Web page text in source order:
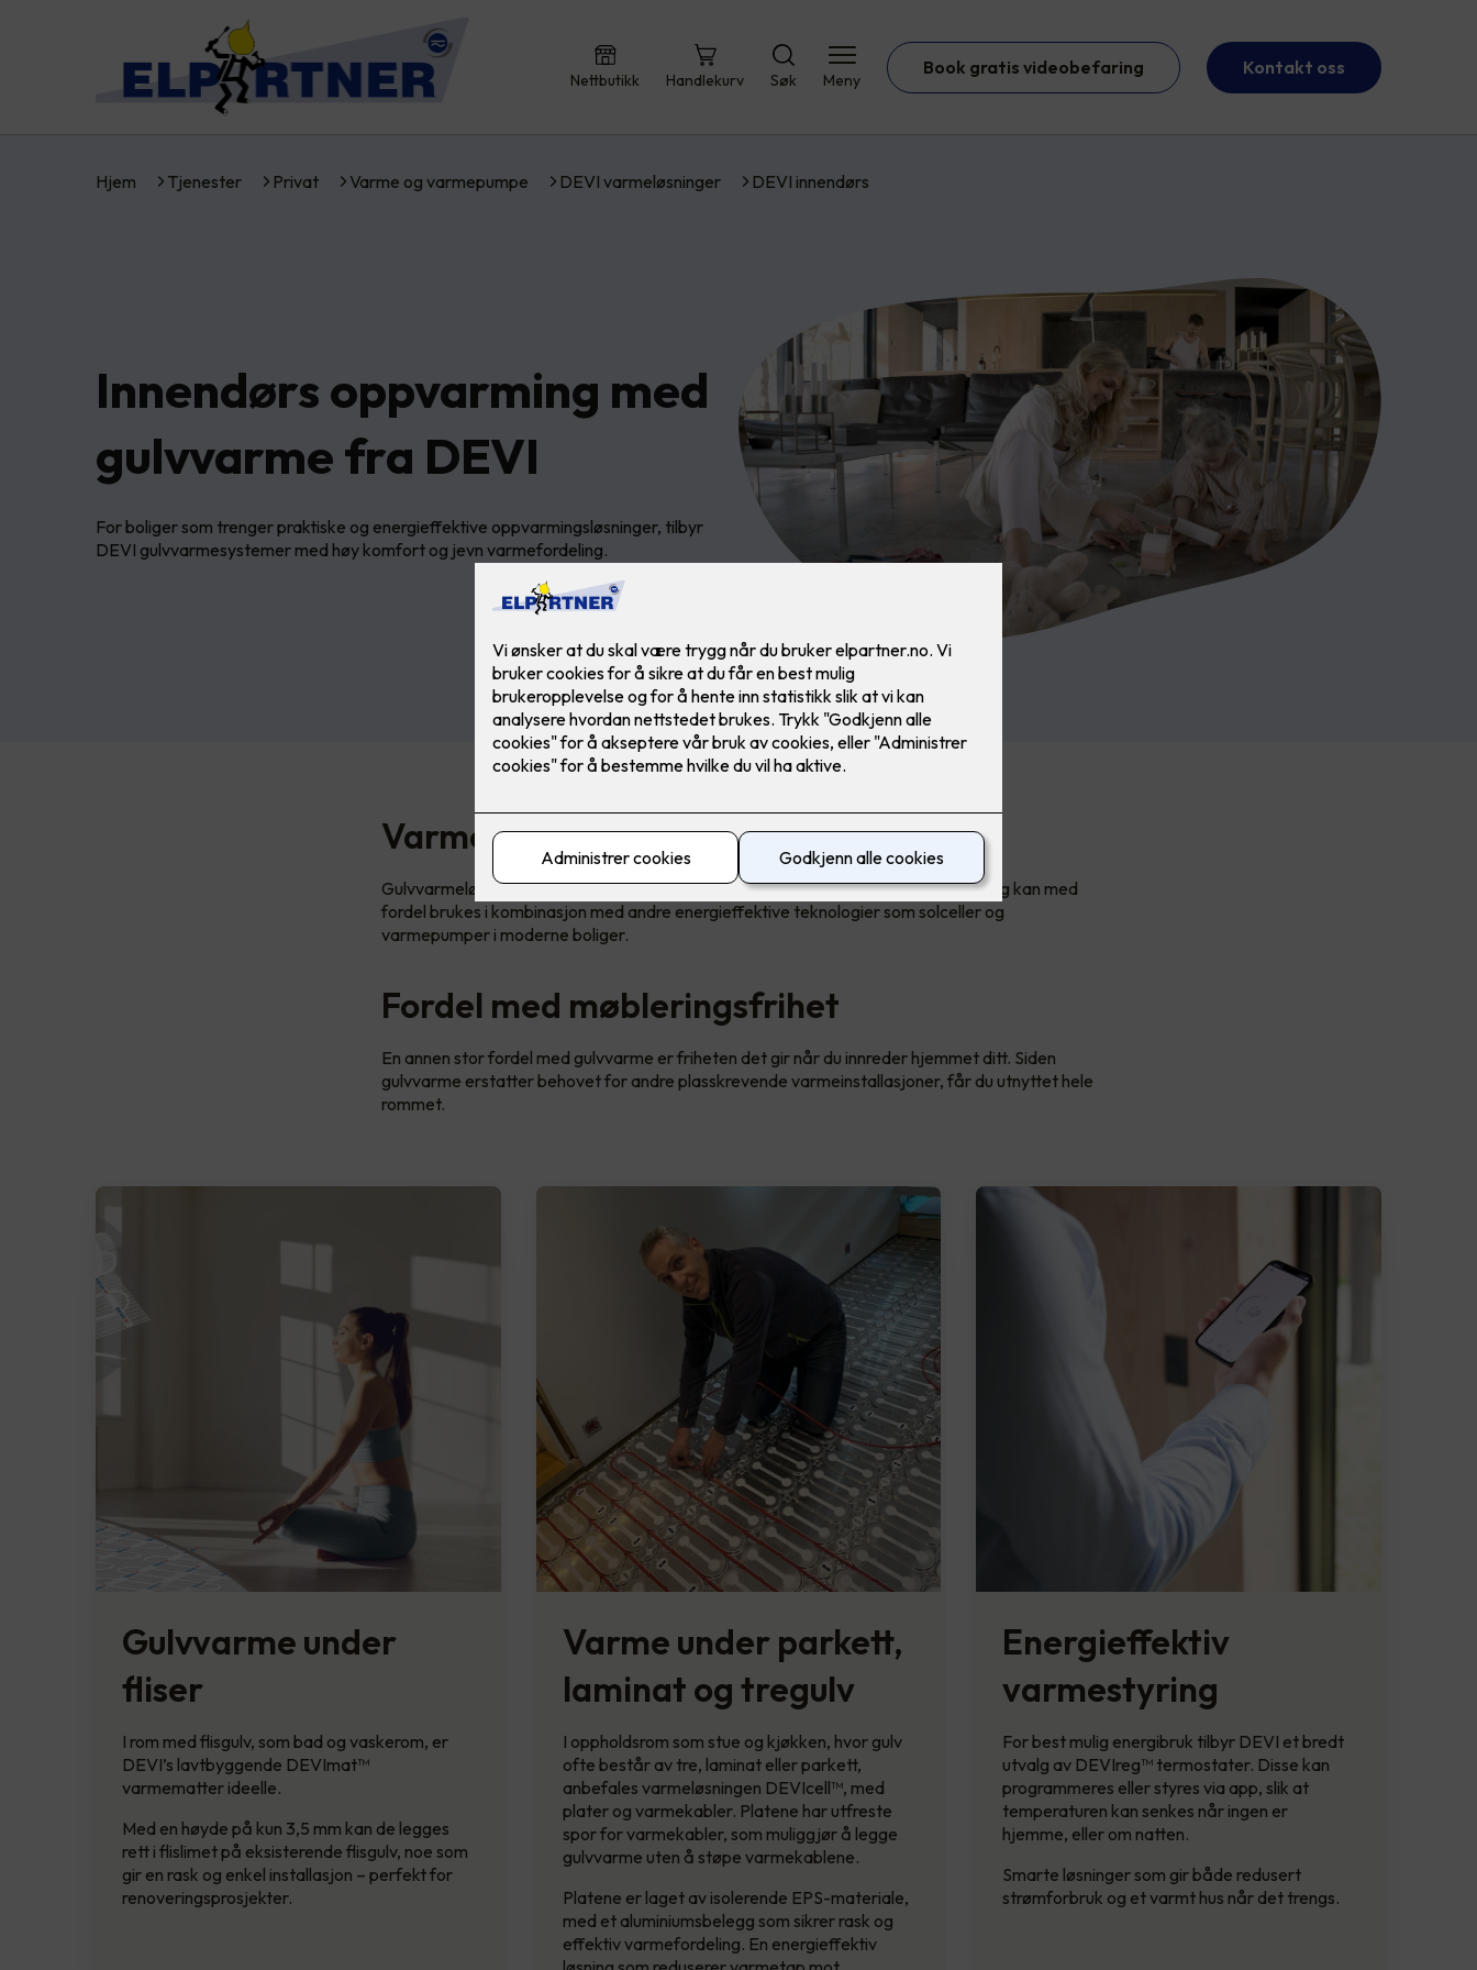
Nettbutikk Handlekurv Søk Meny
Book gratis videobefaring Kontakt oss
Hjem Tjenester Privat Varme og varmepumpe DEVI varmeløsninger DEVI innendørs
Innendørs oppvarming med
gulvvarme fra DEVI
For boliger som trenger praktiske og energieffektive oppvarmingsløsninger, tilbyr
DEVI gulvvarmesystemer med høy komfort og jevn varmefordeling.
Varmeløsninger for alle bruksområder
Gulvvarmeløsningene fra DEVI er like godt egnet for renovering som for nybygg, og kan med
fordel brukes i kombinasjon med andre energieffektive teknologier som solceller og
varmepumper i moderne boliger.
Fordel med møbleringsfrihet
En annen stor fordel med gulvvarme er friheten det gir når du innreder hjemmet ditt. Siden
gulvvarme erstatter behovet for andre plasskrevende varmeinstallasjoner, får du utnyttet hele
rommet.
Gulvvarme under
fliser
I rom med flisgulv, som bad og vaskerom, er
DEVI’s lavtbyggende DEVImat™
varmematter ideelle.
Med en høyde på kun 3,5 mm kan de legges
rett i flislimet på eksisterende flisgulv, noe som
gir en rask og enkel installasjon – perfekt for
renoveringsprosjekter.
Varme under parkett,
laminat og tregulv
I oppholdsrom som stue og kjøkken, hvor gulv
ofte består av tre, laminat eller parkett,
anbefales varmeløsningen DEVIcell™, med
plater og varmekabler. Platene har utfreste
spor for varmekabler, som muliggjør å legge
gulvvarme uten å støpe varmekablene.
Platene er laget av isolerende EPS-materiale,
med et aluminiumsbelegg som sikrer rask og
effektiv varmefordeling. En energieffektiv
Energieffektiv
varmestyring
For best mulig energibruk tilbyr DEVI et bredt
utvalg av DEVIreg™ termostater. Disse kan
programmeres eller styres via app, slik at
temperaturen kan senkes når ingen er
hjemme, eller om natten.
Smarte løsninger som gir både redusert
strømforbruk og et varmt hus når det trengs.